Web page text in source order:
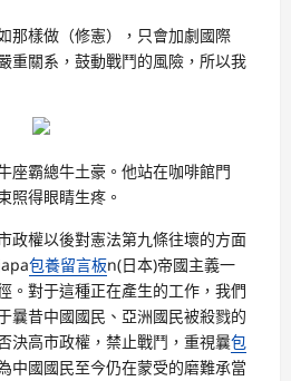
那樣做（修憲），只會加劇國際
重關系，鼓動戰鬥的風險，所以我
座霸總牛土豪。他站在咖啡館門
照得眼睛生疼。
政權以後對憲法第九條往壞的方面
包養留言板n(日本)帝國主義一
。對于這種正在產生的工作，我們
曩昔中國國民、亞洲國民被殺戮的
決高市政權，禁止戰鬥，重視曩包
中國國民至今仍在蒙受的磨難承當